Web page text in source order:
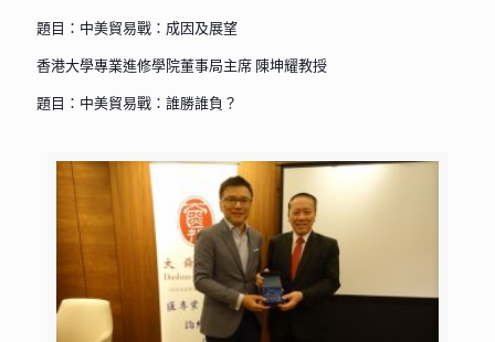
題目：中美貿易戰：成因及展望
香港大學專業進修學院董事局主席 陳坤耀教授
題目：中美貿易戰：誰勝誰負？